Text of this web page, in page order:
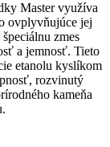
Master využíva
ovplyvňujúce jej
zmes
a jemnosť. Tieto
etanolu kyslíkom
rozvinutý
kameňa